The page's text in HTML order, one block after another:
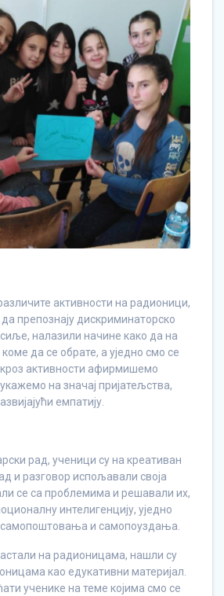
активности на радионици,
препознају дискриминаторско
налазили начине како да на
да се обрате, а уједно смо се
активности афирмишемо
на значај пријатељства,
емпатију.
рад, ученици су на креативан
и разговор испољавали своја
се са проблемима и решавали их,
интелигенцију, уједно
и самопоуздања.
на радионицама, нашли су
као едукативни материјал.
ученике на теме којима смо се